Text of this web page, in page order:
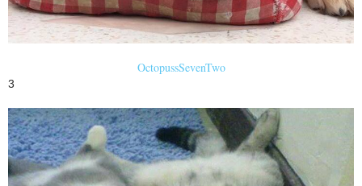
OctopussSevenTwo
3